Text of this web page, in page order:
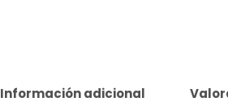
Información adicional